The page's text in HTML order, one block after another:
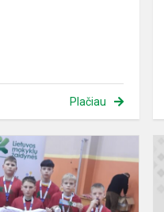
Plačiau